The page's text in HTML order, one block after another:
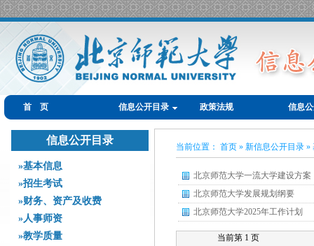
首 页 信息公开目录 政策法规 信息
信息公开目录
»基本信息
»招生考试
»财务、资产及收费
»人事师资
»教学质量
当前位置： 首页 » 新信息公开目录
北京师范大学一流大学建设方案
北京师范大学发展规划纲要
北京师范大学2025年工作计划
当前第 1 页